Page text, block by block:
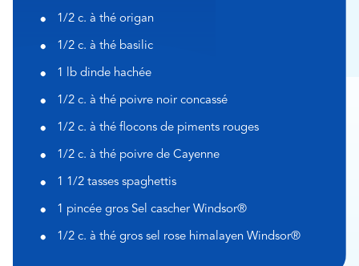
1/2 c. à thé origan
1/2 c. à thé basilic
1 lb dinde hachée
1/2 c. à thé poivre noir concassé
1/2 c. à thé flocons de piments rouges
1/2 c. à thé poivre de Cayenne
1 1/2 tasses spaghettis
1 pincée gros Sel cascher Windsor®
1/2 c. à thé gros sel rose himalayen Windsor®